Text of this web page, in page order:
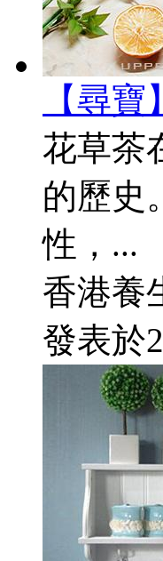
【尋
花草茶
的歷史
性，...
香港養
發表於